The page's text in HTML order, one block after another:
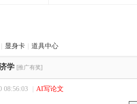
显身卡 道具中心
学 [推广有奖]
08:56:03 AI写论文